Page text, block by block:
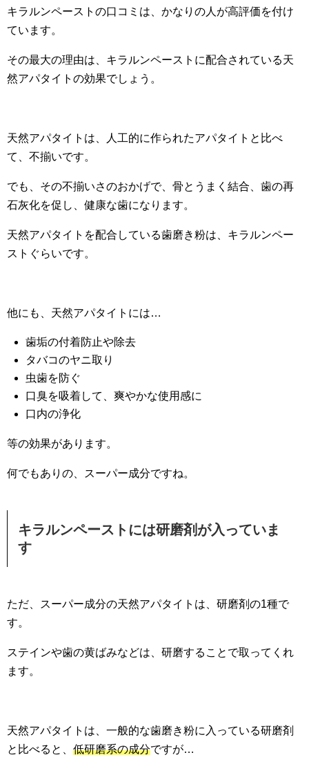
キラルンペーストの口コミは、かなりの人が高評価を付け
ています。
その最大の理由は、キラルンペーストに配合されている天
然アパタイトの効果でしょう。
天然アパタイトは、人工的に作られたアパタイトと比べ
て、不揃いです。
でも、その不揃いさのおかげで、骨とうまく結合、歯の再
石灰化を促し、健康な歯になります。
天然アパタイトを配合している歯磨き粉は、キラルンペー
ストぐらいです。
他にも、天然アパタイトには…
歯垢の付着防止や除去
タバコのヤニ取り
虫歯を防ぐ
口臭を吸着して、爽やかな使用感に
口内の浄化
等の効果があります。
何でもありの、スーパー成分ですね。
キラルンペーストには研磨剤が入っていま
す
ただ、スーパー成分の天然アパタイトは、研磨剤の1種で
す。
ステインや歯の黄ばみなどは、研磨することで取ってくれ
ます。
天然アパタイトは、一般的な歯磨き粉に入っている研磨剤
と比べると、 低研磨系の成分ですが…